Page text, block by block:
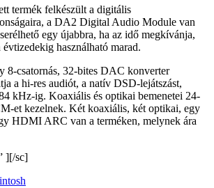
termék felkészült a digitális
a DA2 Digital Audio Module van
egy újabbra, ha az idő megkívánja,
használható marad.
8-csatornás, 32-bites DAC konverter
a hi-res audiót, a natív DSD-lejátszást,
kHz-ig. Koaxiális és optikai bemenetei 24-
et kezelnek. Két koaxiális, két optikai, egy
HDMI ARC van a terméken, melynek ára
][/sc]